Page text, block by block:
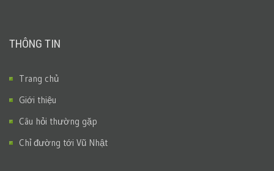
THÔNG TIN
Trang chủ
Giới thiệu
Câu hỏi thường gặp
Chỉ đường tới Vũ Nhật